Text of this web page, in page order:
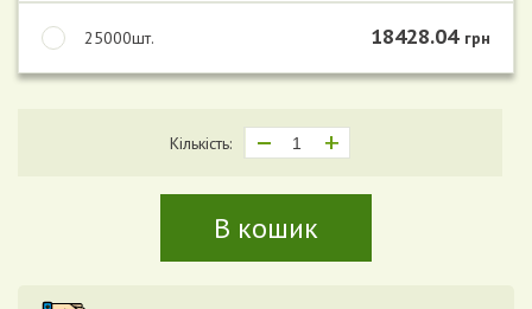
25000шт. 18428.04 грн
Кількість:
В кошик